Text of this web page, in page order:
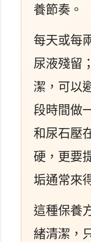
養節奏。
每天或每
尿液殘留
潔，可以
段時間做
和尿石壓
硬，更要
垢通常來
這種保養
緒清潔，